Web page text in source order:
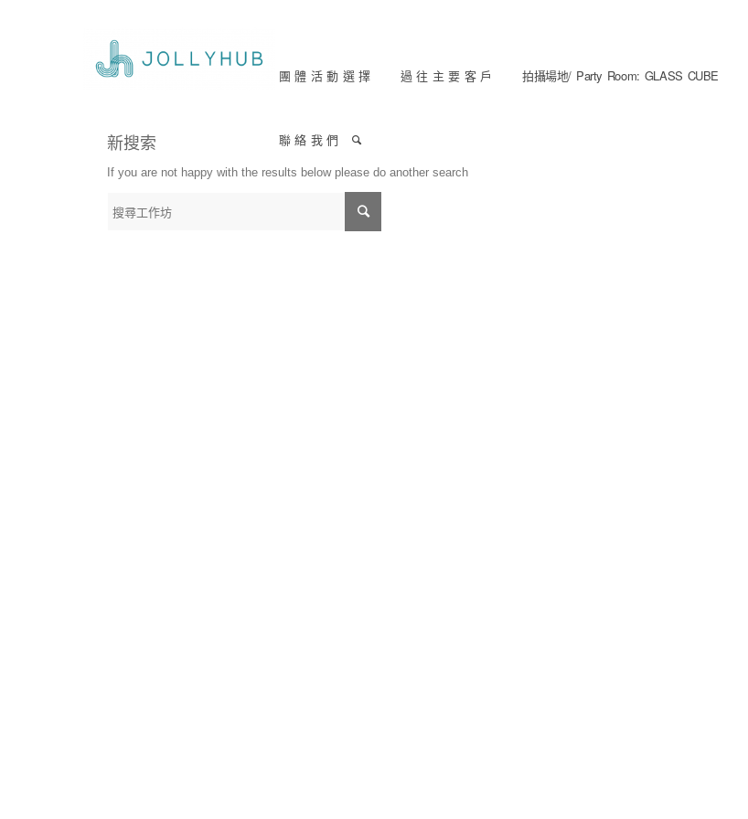
團 體 活 動 選 擇 過 往 主 要 客 戶 拍攝場地/ Party Room: GLASS CUBE
聯 絡 我 們
新搜索
If you are not happy with the results below please do another search